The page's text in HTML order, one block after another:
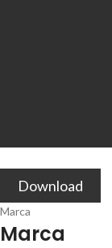
Download
Marca
Marca